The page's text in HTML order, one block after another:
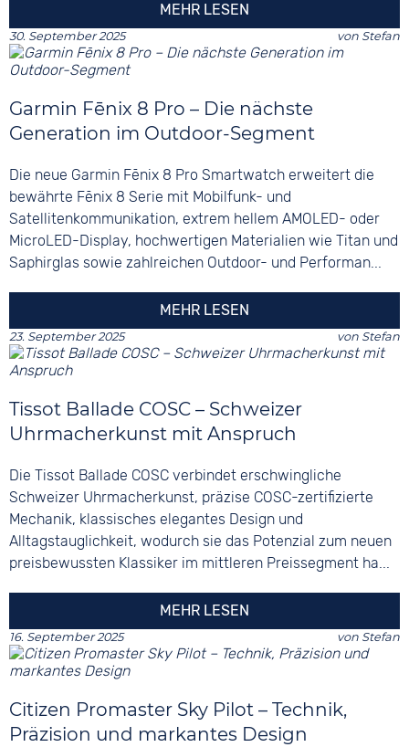
MEHR LESEN
30. September 2025 von Stefan
Garmin Fēnix 8 Pro – Die nächste
Generation im Outdoor-Segment
Die neue Garmin Fēnix 8 Pro Smartwatch erweitert die
bewährte Fēnix 8 Serie mit Mobilfunk- und
Satellitenkommunikation, extrem hellem AMOLED- oder
MicroLED-Display, hochwertigen Materialien wie Titan und
Saphirglas sowie zahlreichen Outdoor- und Performan...
MEHR LESEN
23. September 2025 von Stefan
Tissot Ballade COSC – Schweizer
Uhrmacherkunst mit Anspruch
Die Tissot Ballade COSC verbindet erschwingliche
Schweizer Uhrmacherkunst, präzise COSC-zertifizierte
Mechanik, klassisches elegantes Design und
Alltagstauglichkeit, wodurch sie das Potenzial zum neuen
preisbewussten Klassiker im mittleren Preissegment ha...
MEHR LESEN
16. September 2025 von Stefan
Citizen Promaster Sky Pilot – Technik,
Präzision und markantes Design